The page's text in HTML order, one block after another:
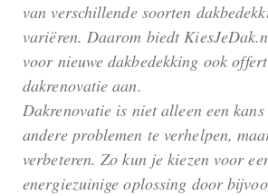
van verschillende soorten
variëren. Daarom biedt
voor nieuwe dakbedekking ook
dakrenovatie aan.
Dakrenovatie is niet alleen een kans
andere problemen te verhelpen,
verbeteren. Zo kun je kiezen voor
energiezuinige oplossing door